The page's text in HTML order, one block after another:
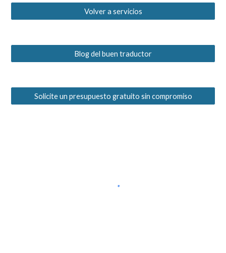
Volver a servicios
Blog del buen traductor
Solicite un presupuesto gratuito sin compromiso